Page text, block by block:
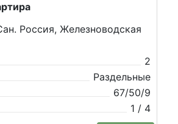
Россия, Железноводская
2
Раздельные
67/50/9
1 / 4